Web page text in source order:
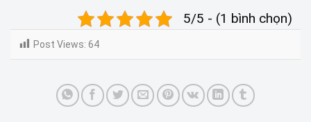
5/5 - (1 bình chọn)
Post Views: 64